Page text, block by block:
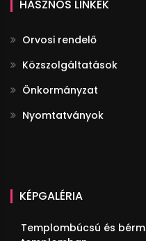
HASZNOS LINKEK
Orvosi rendelő
Közszolgáltatások
Önkormányzat
Nyomtatványok
KÉPGALÉRIA
Templombúcsú és